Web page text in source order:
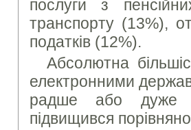
послуги з
транспорту (13%),
податків (12%).
Абсолютна
електронними
радше або дуже
підвищився